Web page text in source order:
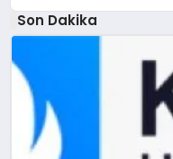
Son Dakika